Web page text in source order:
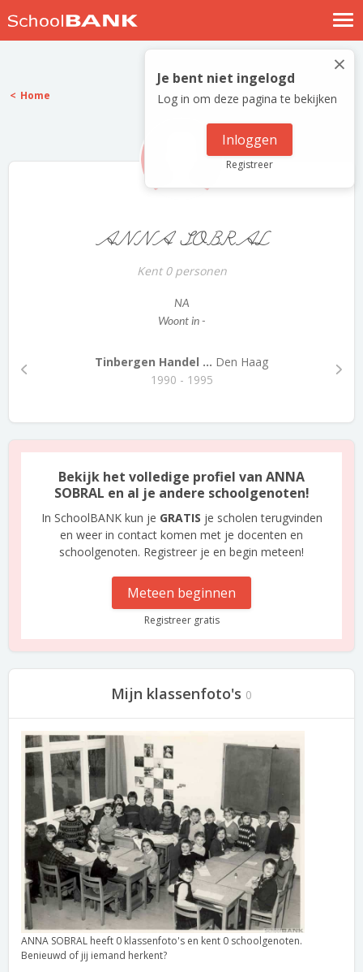
Nostalgische verhalen
Log in
Meld je gratis aan
×
Je bent niet ingelogd
Log in om deze pagina te bekijken
Inloggen
Registreer
Home
ANNA SOBRAL
Kent 0 personen
NA
Woont in -
Tinbergen Handel ... Den Haag
1990 - 1995
Bekijk het volledige profiel van ANNA
SOBRAL en al je andere schoolgenoten!
In SchoolBANK kun je GRATIS je scholen terugvinden
en weer in contact komen met je docenten en
schoolgenoten. Registreer je en begin meteen!
Meteen beginnen
Registreer gratis
Mijn klassenfoto's 0
ANNA SOBRAL heeft 0 klassenfoto's en kent 0 schoolgenoten.
Benieuwd of jij iemand herkent?